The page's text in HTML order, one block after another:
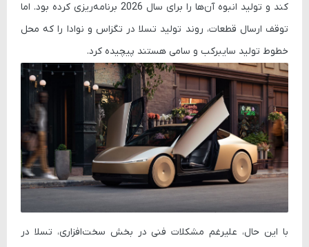
کند و تولید انبوه آن‌ها را برای سال 2026 برنامه‌ریزی کرده بود. اما
توقف ارسال قطعات، روند تولید تسلا در تگزاس و نوادا را که محل
خطوط تولید سایبرکب و سامی هستند پیچیده کرد.
با این حال، علیرغم مشکلات فنی در بخش سخت‌افزاری، تسلا در